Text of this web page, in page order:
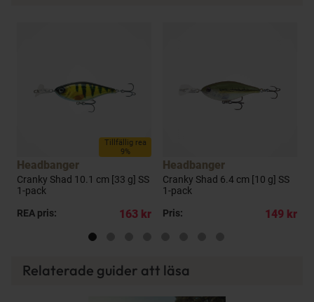
Tillfällig rea
9%
Headbanger
Cranky Shad 10.1 cm [33 g] SS
1-pack
REA pris:
163 kr
Headbanger
Cranky Shad 6.4 cm [10 g] SS
1-pack
Pris:
149 kr
Relaterade guider att läsa